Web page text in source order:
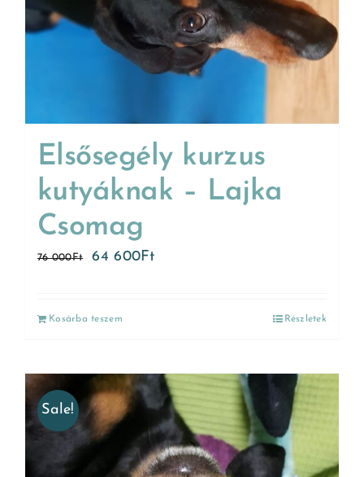
Elsősegély kurzus
kutyáknak – Lajka
Csomag
76 000Ft 64 600Ft
Kosárba teszem Részletek
Sale!